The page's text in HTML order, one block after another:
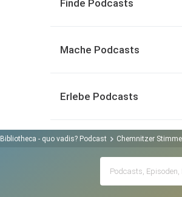
Finde Podcasts
Mache Podcasts
Erlebe Podcasts
Bibliotheca - quo vadis? Podcast Chemnitzer